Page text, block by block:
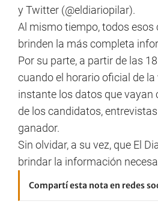
y Twitter (@eldiariopilar).
Al mismo tiempo, todos
brinden la más completa
Por su parte, a partir de las
cuando el horario oficial de
instante los datos que vayan
de los candidatos,
ganador.
Sin olvidar, a su vez, que El
brindar la información
Compartí esta nota en redes